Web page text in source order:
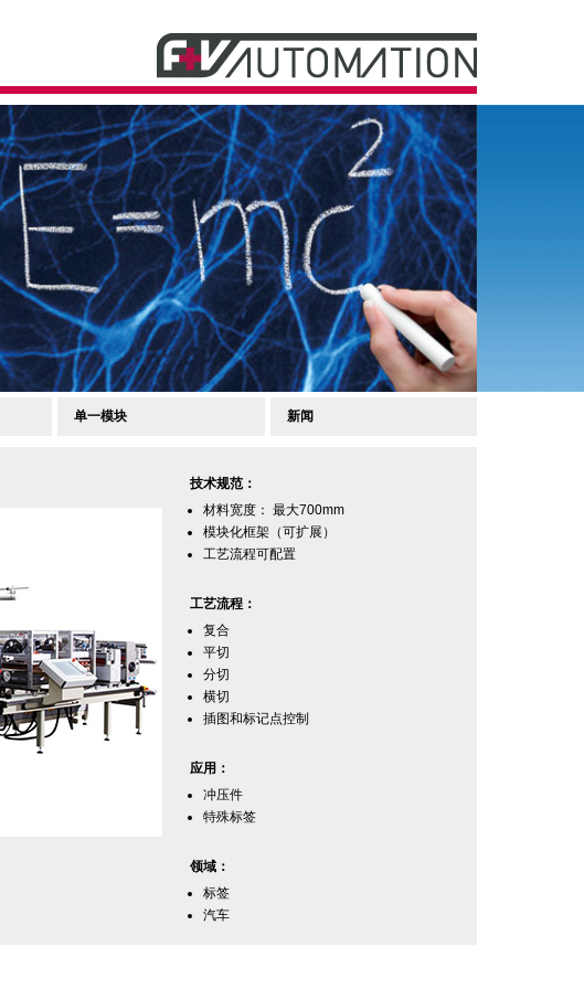
单一模块 新闻
技术规范：
材料宽度： 最大700mm
模块化框架（可扩展）
工艺流程可配置
工艺流程：
复合
平切
分切
横切
插图和标记点控制
应用：
冲压件
特殊标签
领域：
标签
汽车